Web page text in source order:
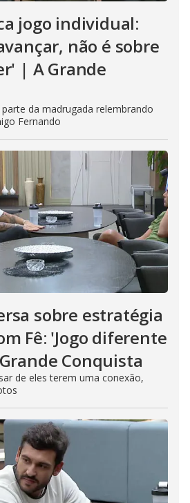
jogo individual:
não é sobre
| A Grande
da madrugada relembrando
Fernando
sobre estratégia
Fê: 'Jogo diferente
Conquista
de eles terem uma conexão,